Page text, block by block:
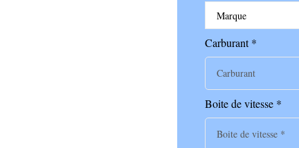
Carburant *
Carburant
Boite de vitesse *
Boite de vitesse *